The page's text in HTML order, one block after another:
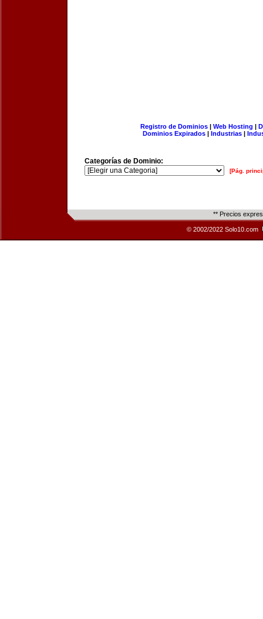
Registro de Dominios| Web Hosting |
Dominios Expirados | Industrias |
Categorías de Dominio:
[Pág.
** Precios
© 2002/2022 Solo10.com